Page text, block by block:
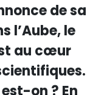
de sa
l’Aube, le
au cœur
on ? En